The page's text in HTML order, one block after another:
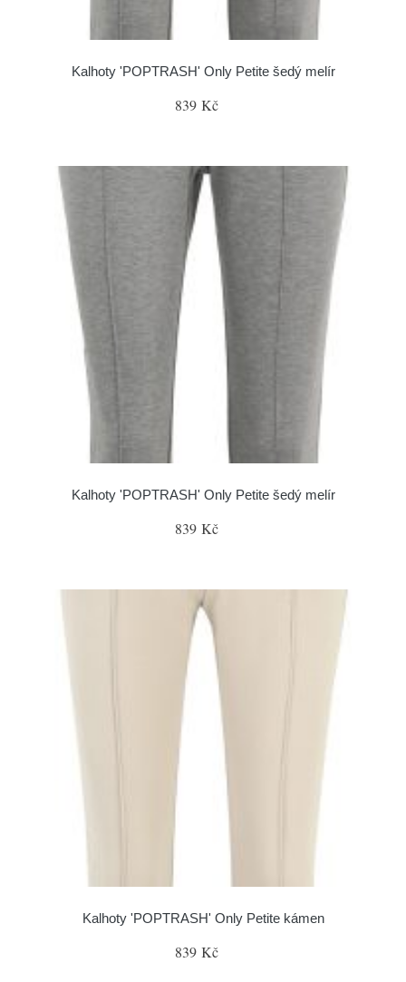
Kalhoty 'POPTRASH' Only Petite šedý melír
839 Kč
Kalhoty 'POPTRASH' Only Petite šedý melír
839 Kč
Kalhoty 'POPTRASH' Only Petite kámen
839 Kč